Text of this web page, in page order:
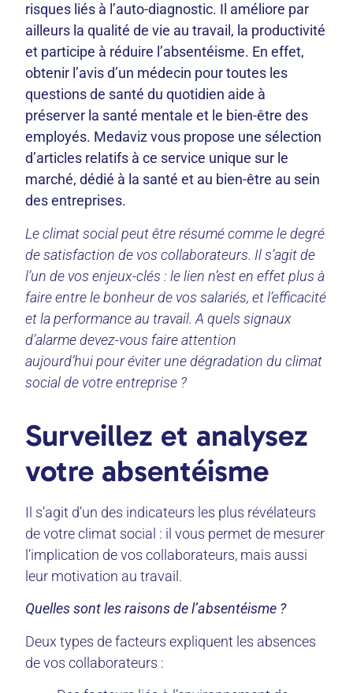
risques liés à l’auto-diagnostic. Il améliore par
ailleurs la qualité de vie au travail, la productivité
et participe à réduire l’absentéisme. En effet,
obtenir l’avis d’un médecin pour toutes les
questions de santé du quotidien aide à
préserver la santé mentale et le bien-être des
employés. Medaviz vous propose une sélection
d’articles relatifs à ce service unique sur le
marché, dédié à la santé et au bien-être au sein
des entreprises.
Le climat social peut être résumé comme le degré
de satisfaction de vos collaborateurs. Il s’agit de
l’un de vos enjeux-clés : le lien n’est en effet plus à
faire entre le bonheur de vos salariés, et l’efficacité
et la performance au travail. A quels signaux
d’alarme devez-vous faire attention
aujourd’hui pour éviter une dégradation du climat
social de votre entreprise ?
Surveillez et analysez
votre absentéisme
Il s’agit d’un des indicateurs les plus révélateurs
de votre climat social : il vous permet de mesurer
l’implication de vos collaborateurs, mais aussi
leur motivation au travail.
Quelles sont les raisons de l’absentéisme ?
Deux types de facteurs expliquent les absences
de vos collaborateurs :